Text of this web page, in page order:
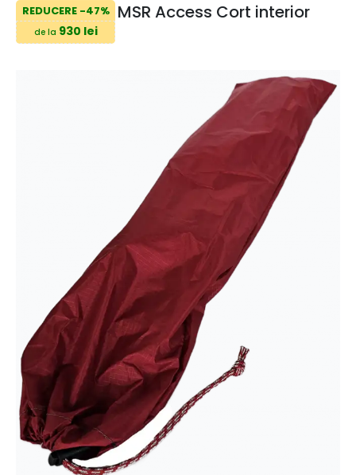
REDUCERE -47%
de la 930 lei
MSR Access Cort interior